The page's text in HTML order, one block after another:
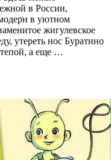
в России,
в уютном
жигулевское
утереть нос Буратино
а еще …